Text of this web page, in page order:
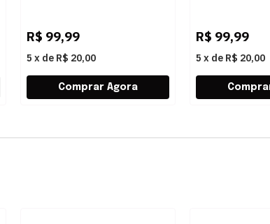
R$ 99,99
5 x de R$ 20,00
R$ 99,99
5 x de R$ 20,00